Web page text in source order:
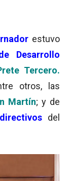
estuvo
Desarrollo
Tercero.
otros, las
Martín; y de
directivos del